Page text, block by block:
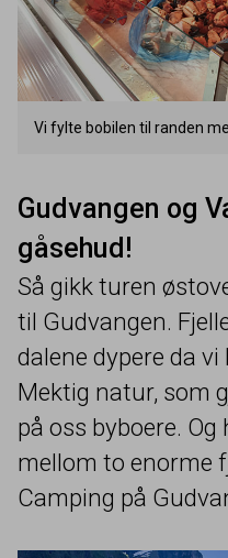
Vi fylte bobilen til randen
Gudvangen og
gåsehud!
Så gikk turen
til Gudvangen.
dalene dypere da
Mektig natur, som
på oss byboere. Og
mellom to enorme
Camping på